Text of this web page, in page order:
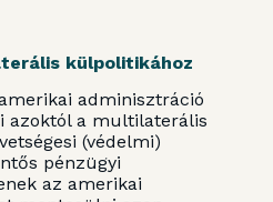
külpolitikához
adminisztráció
azoktól a multilaterális
(védelmi)
pénzügyi
az amerikai